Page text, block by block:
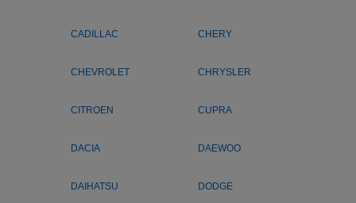
CADILLAC CHERY
CHEVROLET CHRYSLER
CITROEN CUPRA
DACIA DAEWOO
DAIHATSU DODGE